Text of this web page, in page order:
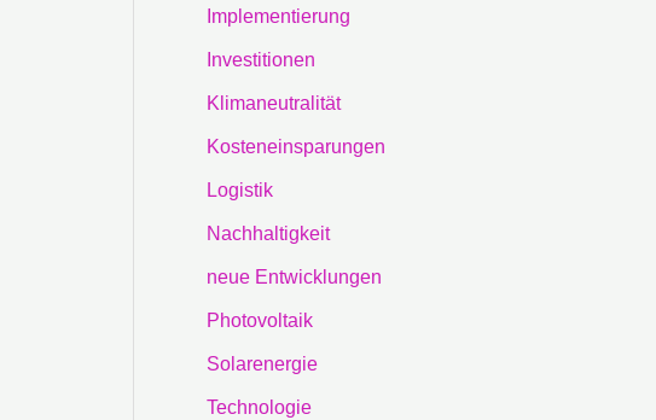
Implementierung
Investitionen
Klimaneutralität
Kosteneinsparungen
Logistik
Nachhaltigkeit
neue Entwicklungen
Photovoltaik
Solarenergie
Technologie